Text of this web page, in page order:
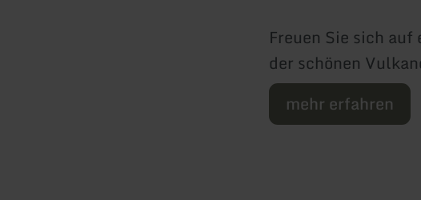
Freuen Sie sich
der schönen
mehr erfahren